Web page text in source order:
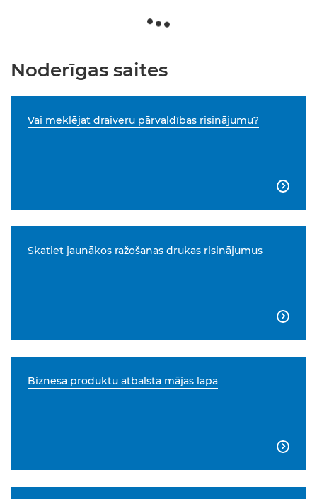
Noderīgas saites
Vai meklējat draiveru pārvaldības risinājumu?

Skatiet jaunākos ražošanas drukas risinājumus

Biznesa produktu atbalsta mājas lapa
